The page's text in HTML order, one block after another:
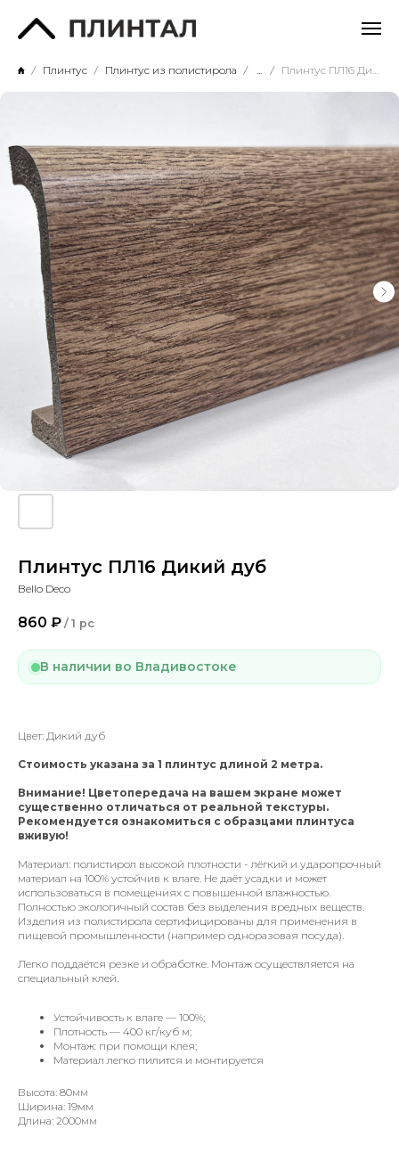
Плинтус Плинтус из полистирола ... Плинтус ПЛ16 Дикий дуб
Плинтус ПЛ16 Дикий дуб
Bello Deco
860 ₽ / 1 pc
В наличии во Владивостоке
Цвет: Дикий дуб
Стоимость указана за 1 плинтус длиной 2 метра.
Внимание! Цветопередача на вашем экране может
существенно отличаться от реальной текстуры.
Рекомендуется ознакомиться с образцами плинтуса
вживую!
Материал: полистирол высокой плотности - лёгкий и ударопрочный
материал на 100% устойчив к влаге. Не даёт усадки и может
использоваться в помещениях с повышенной влажностью.
Полностью экологичный состав без выделения вредных веществ.
Изделия из полистирола сертифицированы для применения в
пищевой промышленности (например одноразовая посуда).
Легко поддаётся резке и обработке. Монтаж осуществляется на
специальный клей.
Устойчивость к влаге — 100%;
Плотность — 400 кг/куб м;
Монтаж: при помощи клея;
Материал легко пилится и монтируется
Высота: 80мм
Ширина: 19мм
Длина: 2000мм